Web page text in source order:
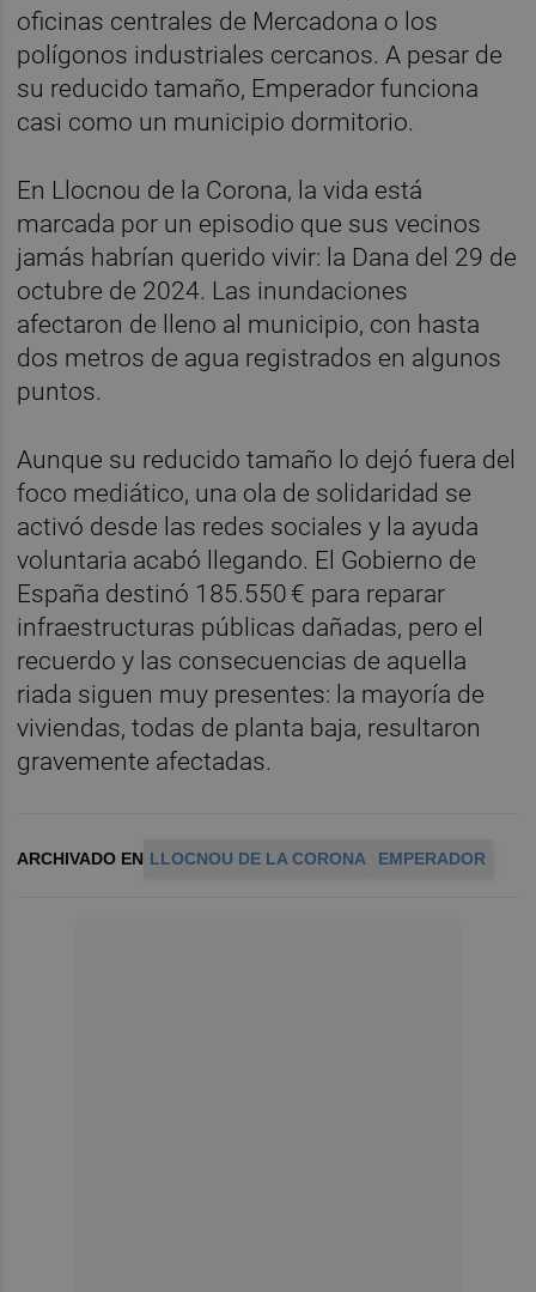
oficinas centrales de Mercadona o los
polígonos industriales cercanos. A pesar de
su reducido tamaño, Emperador funciona
casi como un municipio dormitorio.
En Llocnou de la Corona, la vida está
marcada por un episodio que sus vecinos
jamás habrían querido vivir: la Dana del 29 de
octubre de 2024. Las inundaciones
afectaron de lleno al municipio, con hasta
dos metros de agua registrados en algunos
puntos.
Aunque su reducido tamaño lo dejó fuera del
foco mediático, una ola de solidaridad se
activó desde las redes sociales y la ayuda
voluntaria acabó llegando. El Gobierno de
España destinó 185.550 € para reparar
infraestructuras públicas dañadas, pero el
recuerdo y las consecuencias de aquella
riada siguen muy presentes: la mayoría de
viviendas, todas de planta baja, resultaron
gravemente afectadas.
ARCHIVADO EN LLOCNOU DE LA CORONA EMPERADOR